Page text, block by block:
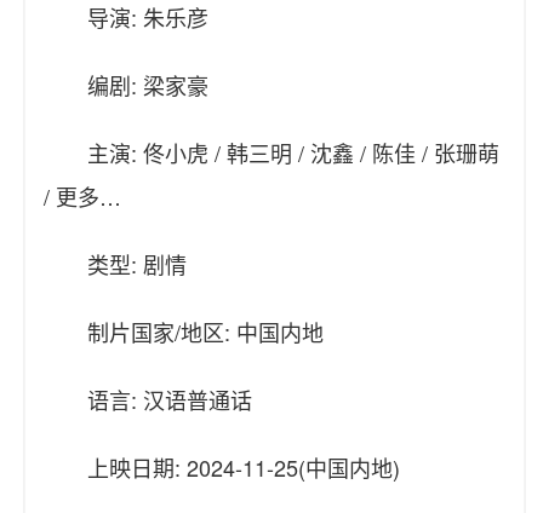
导演: 朱乐彦
编剧: 梁家豪
主演: 佟小虎 / 韩三明 / 沈鑫 / 陈佳 / 张珊萌
/ 更多…
类型: 剧情
制片国家/地区: 中国内地
语言: 汉语普通话
上映日期: 2024-11-25(中国内地)